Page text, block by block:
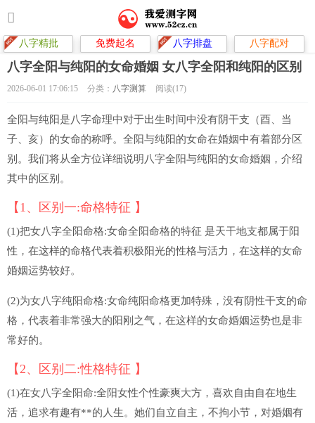
八字精批 免费起名 八字排盘 八字配对
八字全阳与纯阳的女命婚姻 女八字全阳和纯阳的区别
2026-06-01 17:06:15 分类： 八字测算 阅读(17)
全阳与纯阳是八字命理中对于出生时间中没有阴干支（酉、当
子、亥）的女命的称呼。全阳与纯阳的女命在婚姻中有着部分区
别。我们将从全方位详细说明八字全阳与纯阳的女命婚姻，介绍
其中的区别。
【1、区别一:命格特征 】
(1)把女八字全阳命格:女命全阳命格的特征 是天干地支都属于阳
性，在这样的命格代表着积极阳光的性格与活力，在这样的女命
婚姻运势较好。
(2)为女八字纯阳命格:女命纯阳命格更加特殊，没有阴性干支的命
格，代表着非常强大的阳刚之气，在这样的女命婚姻运势也是非
常好的。
【2、区别二:性格特征 】
(1)在女八字全阳命:全阳女性个性豪爽大方，喜欢自由自在地生
活，追求有趣有**的人生。她们自立自主，不拘小节，对婚姻有